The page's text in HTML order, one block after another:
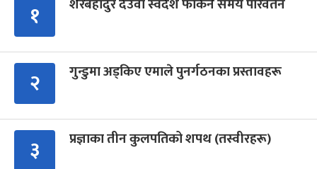
१
२ गुन्डुमा अड्किए एमाले पुनर्गठनका प्रस्तावहरू
३ प्रज्ञाका तीन कुलपतिको शपथ (तस्वीरहरू)